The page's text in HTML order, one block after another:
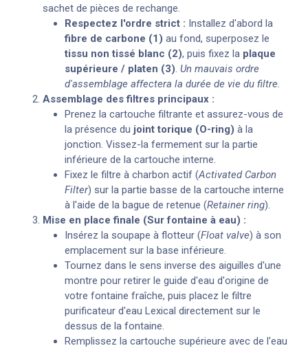
sachet de pièces de rechange.
Respectez l'ordre strict : Installez d'abord la
fibre de carbone (1) au fond, superposez le
tissu non tissé blanc (2), puis fixez la plaque
supérieure / platen (3). Un mauvais ordre
d'assemblage affectera la durée de vie du filtre.
Assemblage des filtres principaux :
Prenez la cartouche filtrante et assurez-vous de
la présence du joint torique (O-ring) à la
jonction. Vissez-la fermement sur la partie
inférieure de la cartouche interne.
Fixez le filtre à charbon actif (Activated Carbon
Filter) sur la partie basse de la cartouche interne
à l'aide de la bague de retenue (Retainer ring).
Mise en place finale (Sur fontaine à eau) :
Insérez la soupape à flotteur (Float valve) à son
emplacement sur la base inférieure.
Tournez dans le sens inverse des aiguilles d'une
montre pour retirer le guide d'eau d'origine de
votre fontaine fraîche, puis placez le filtre
purificateur d'eau Lexical directement sur le
dessus de la fontaine.
Remplissez la cartouche supérieure avec de l'eau